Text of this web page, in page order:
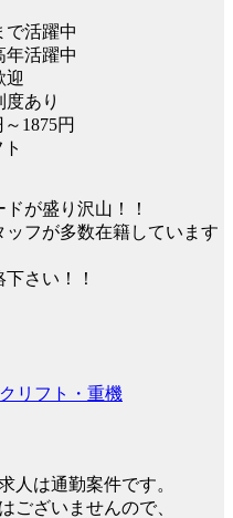
活躍中
活躍中
迎
あり
1875円
が盛り沢山！！
ッフが多数在籍しています
さい！！
リフト・重機
人は通勤案件です。
ございませんので、